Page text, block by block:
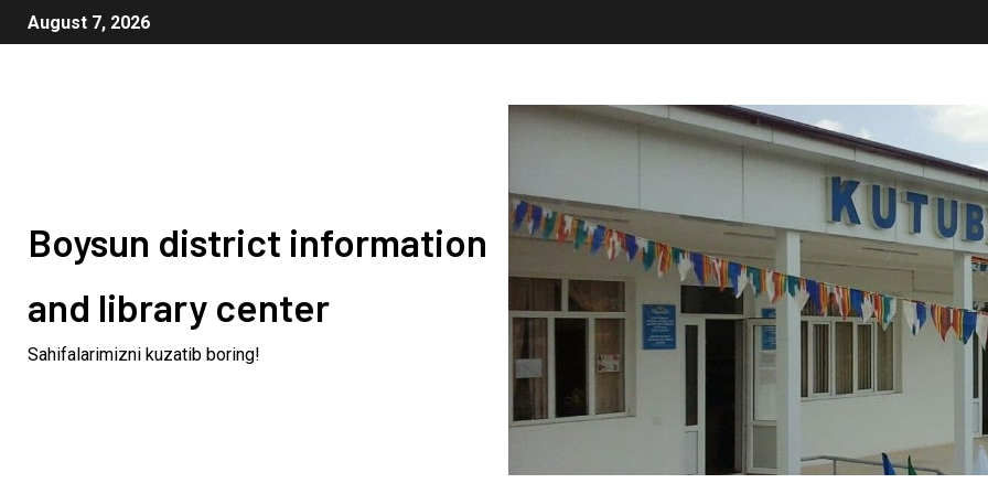
August 7, 2026
Boysun district information
and library center
Sahifalarimizni kuzatib boring!